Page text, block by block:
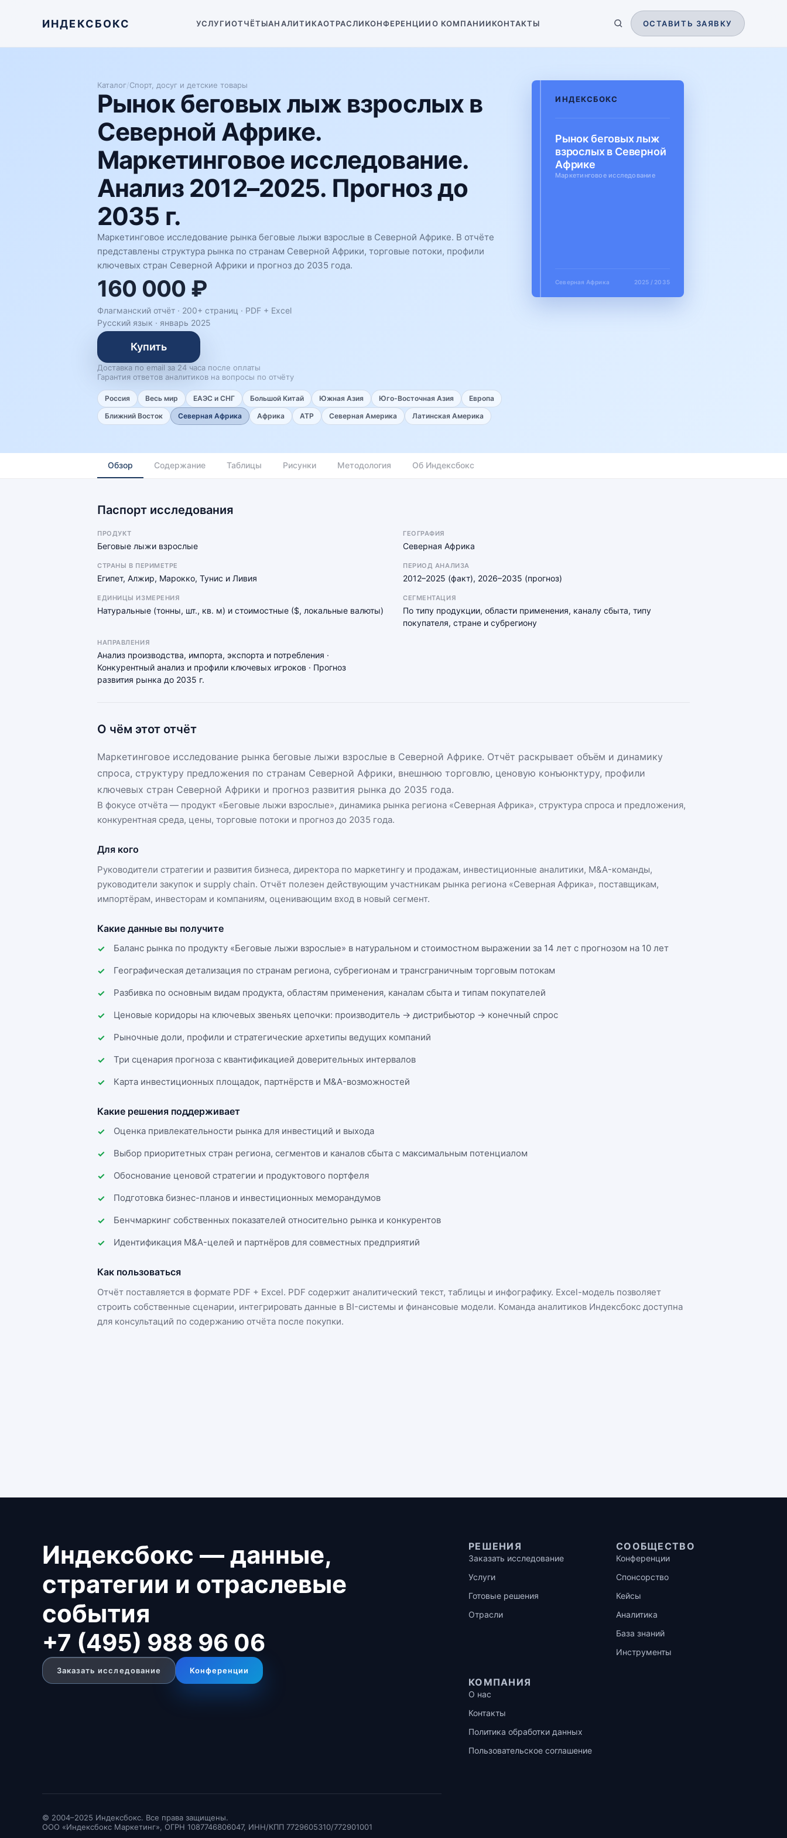
ИНДЕКСБОКС УСЛУГИОТЧЁТЫАНАЛИТИКАОТРАСЛИКОНФЕРЕНЦИИО КОМПАНИИКОНТАКТЫ ОСТАВИТЬ ЗАЯВКУ
Каталог/Спорт, досуг и детские товары
Рынок беговых лыж взрослых в
Северной Африке.
Маркетинговое исследование.
Анализ 2012–2025. Прогноз до
2035 г.
Маркетинговое исследование рынка беговые лыжи взрослые в Северной Африке. В отчёте
представлены структура рынка по странам Северной Африки, торговые потоки, профили
ключевых стран Северной Африки и прогноз до 2035 года.
160 000 ₽
Флагманский отчёт · 200+ страниц · PDF + Excel
Русский язык · январь 2025
Купить
Доставка по email за 24 часа после оплаты
Гарантия ответов аналитиков на вопросы по отчёту
Россия Весь мир ЕАЭС и СНГ Большой Китай Южная Азия Юго-Восточная Азия
Европа
Ближний Восток
Северная Африка Африка АТР Северная Америка Латинская Америка
ИНДЕКСБОКС
Рынок беговых лыж
взрослых в Северной
Африке
Маркетинговое исследование
Северная Африка 2025 / 2035
Обзор Содержание Таблицы Рисунки Методология Об Индексбокс
Паспорт исследования
ПРОДУКТ
Беговые лыжи взрослые
ГЕОГРАФИЯ
Северная Африка
СТРАНЫ В ПЕРИМЕТРЕ
Египет, Алжир, Марокко, Тунис и Ливия
ПЕРИОД АНАЛИЗА
2012–2025 (факт), 2026–2035 (прогноз)
ЕДИНИЦЫ ИЗМЕРЕНИЯ
Натуральные (тонны, шт., кв. м) и стоимостные ($, локальные валюты)
СЕГМЕНТАЦИЯ
По типу продукции, области применения, каналу сбыта, типу
покупателя, стране и субрегиону
НАПРАВЛЕНИЯ
Анализ производства, импорта, экспорта и потребления ·
Конкурентный анализ и профили ключевых игроков · Прогноз
развития рынка до 2035 г.
О чём этот отчёт
Маркетинговое исследование рынка беговые лыжи взрослые в Северной Африке. Отчёт раскрывает объём и динамику
спроса, структуру предложения по странам Северной Африки, внешнюю торговлю, ценовую конъюнктуру, профили
ключевых стран Северной Африки и прогноз развития рынка до 2035 года.
В фокусе отчёта — продукт «Беговые лыжи взрослые», динамика рынка региона «Северная Африка», структура спроса и предложения,
конкурентная среда, цены, торговые потоки и прогноз до 2035 года.
Для кого
Руководители стратегии и развития бизнеса, директора по маркетингу и продажам, инвестиционные аналитики, M&A-команды,
руководители закупок и supply chain. Отчёт полезен действующим участникам рынка региона «Северная Африка», поставщикам,
импортёрам, инвесторам и компаниям, оценивающим вход в новый сегмент.
Какие данные вы получите
Баланс рынка по продукту «Беговые лыжи взрослые» в натуральном и стоимостном выражении за 14 лет с прогнозом на 10 лет
Географическая детализация по странам региона, субрегионам и трансграничным торговым потокам
Разбивка по основным видам продукта, областям применения, каналам сбыта и типам покупателей
Ценовые коридоры на ключевых звеньях цепочки: производитель → дистрибьютор → конечный спрос
Рыночные доли, профили и стратегические архетипы ведущих компаний
Три сценария прогноза с квантификацией доверительных интервалов
Карта инвестиционных площадок, партнёрств и M&A-возможностей
Какие решения поддерживает
Оценка привлекательности рынка для инвестиций и выхода
Выбор приоритетных стран региона, сегментов и каналов сбыта с максимальным потенциалом
Обоснование ценовой стратегии и продуктового портфеля
Подготовка бизнес-планов и инвестиционных меморандумов
Бенчмаркинг собственных показателей относительно рынка и конкурентов
Идентификация M&A-целей и партнёров для совместных предприятий
Как пользоваться
Отчёт поставляется в формате PDF + Excel. PDF содержит аналитический текст, таблицы и инфографику. Excel-модель позволяет
строить собственные сценарии, интегрировать данные в BI-системы и финансовые модели. Команда аналитиков Индексбокс доступна
для консультаций по содержанию отчёта после покупки.
Индексбокс — данные,
стратегии и отраслевые
события
+7 (495) 988 96 06
Заказать исследование Конференции
РЕШЕНИЯ
Заказать исследование
Услуги
Готовые решения
Отрасли
СООБЩЕСТВО
Конференции
Спонсорство
Кейсы
Аналитика
База знаний
Инструменты
КОМПАНИЯ
О нас
Контакты
Политика обработки данных
Пользовательское соглашение
© 2004–2025 Индексбокс. Все права защищены.
ООО «Индексбокс Маркетинг», ОГРН 1087746806047, ИНН/КПП 7729605310/772901001